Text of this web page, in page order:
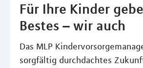
Für Ihre Kinder
Bestes – wir auch
Das MLP
sorgfältig durchdachtes